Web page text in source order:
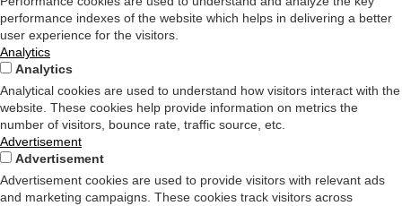
performance indexes of the website which helps in delivering a better
user experience for the visitors.
Analytics
Analytics
Analytical cookies are used to understand how visitors interact with the
website. These cookies help provide information on metrics the
number of visitors, bounce rate, traffic source, etc.
Advertisement
Advertisement
Advertisement cookies are used to provide visitors with relevant ads
and marketing campaigns. These cookies track visitors across